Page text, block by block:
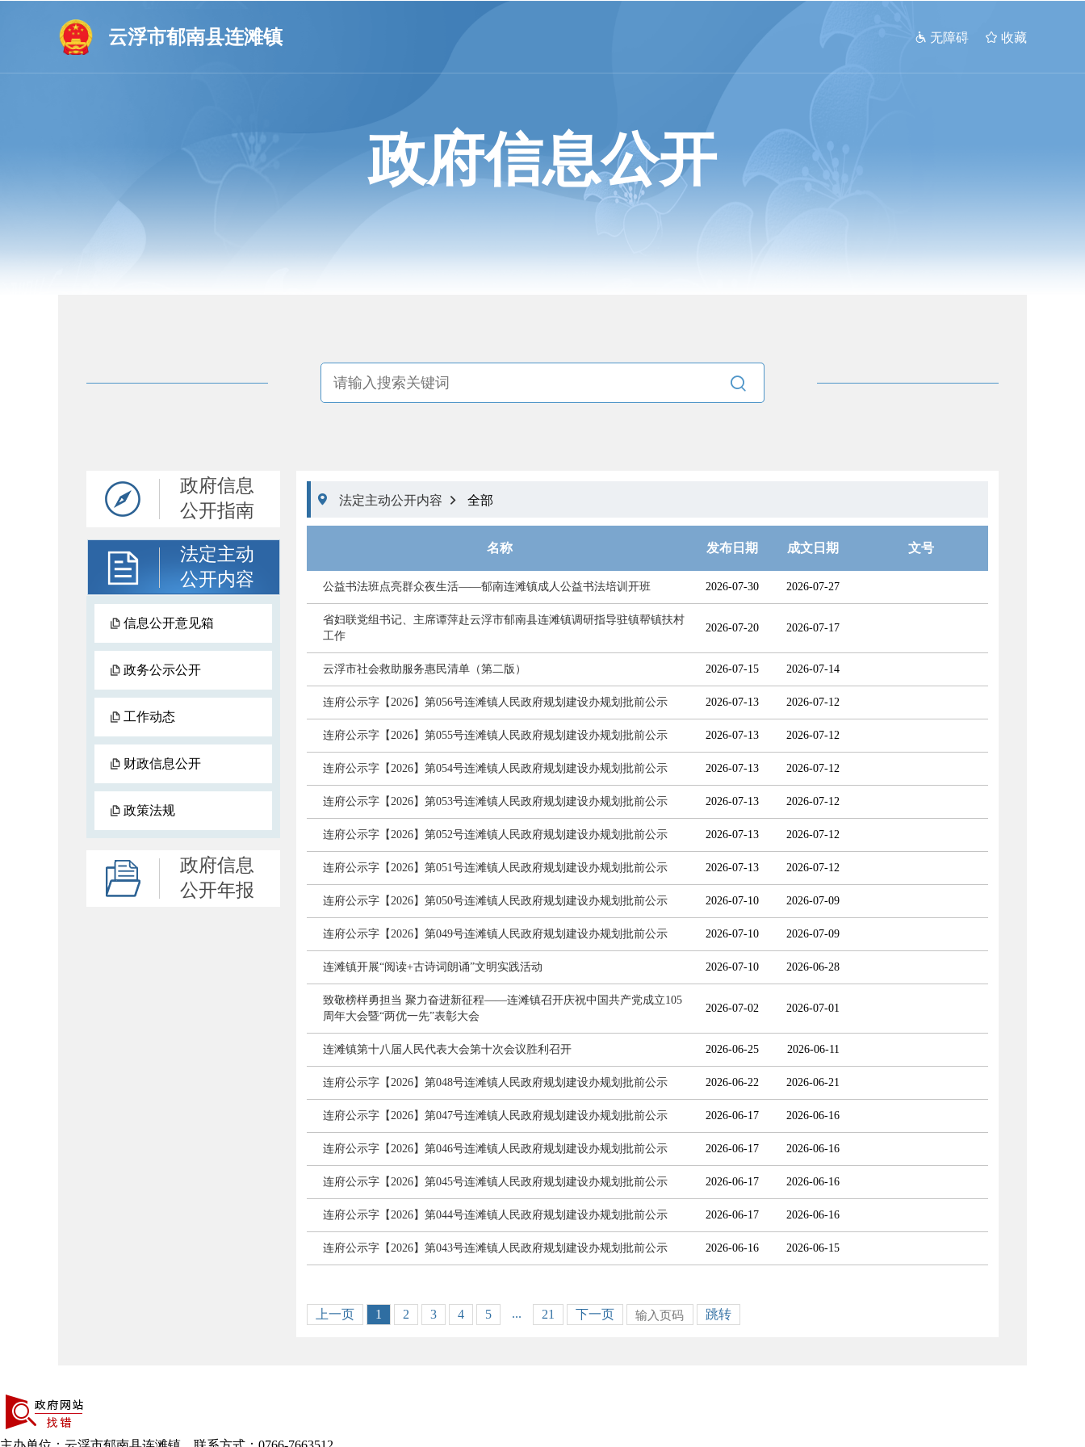
云浮市郁南县连滩镇  无障碍  收藏
政府信息公开

政府信息
公开指南
法定主动
公开内容
信息公开意见箱
政务公示公开
工作动态
财政信息公开
政策法规
政府信息
公开年报
 法定主动公开内容  全部
名称 发布日期 成文日期 文号
公益书法班点亮群众夜生活——郁南连滩镇成人公益书法培训开班 2026-07-30 2026-07-27
省妇联党组书记、主席谭萍赴云浮市郁南县连滩镇调研指导驻镇帮镇扶村
工作
2026-07-20 2026-07-17
云浮市社会救助服务惠民清单（第二版） 2026-07-15 2026-07-14
连府公示字【2026】第056号连滩镇人民政府规划建设办规划批前公示 2026-07-13 2026-07-12
连府公示字【2026】第055号连滩镇人民政府规划建设办规划批前公示 2026-07-13 2026-07-12
连府公示字【2026】第054号连滩镇人民政府规划建设办规划批前公示 2026-07-13 2026-07-12
连府公示字【2026】第053号连滩镇人民政府规划建设办规划批前公示 2026-07-13 2026-07-12
连府公示字【2026】第052号连滩镇人民政府规划建设办规划批前公示 2026-07-13 2026-07-12
连府公示字【2026】第051号连滩镇人民政府规划建设办规划批前公示 2026-07-13 2026-07-12
连府公示字【2026】第050号连滩镇人民政府规划建设办规划批前公示 2026-07-10 2026-07-09
连府公示字【2026】第049号连滩镇人民政府规划建设办规划批前公示 2026-07-10 2026-07-09
连滩镇开展“阅读+古诗词朗诵”文明实践活动 2026-07-10 2026-06-28
致敬榜样勇担当 聚力奋进新征程——连滩镇召开庆祝中国共产党成立105
周年大会暨“两优一先”表彰大会
2026-07-02 2026-07-01
连滩镇第十八届人民代表大会第十次会议胜利召开 2026-06-25 2026-06-11
连府公示字【2026】第048号连滩镇人民政府规划建设办规划批前公示 2026-06-22 2026-06-21
连府公示字【2026】第047号连滩镇人民政府规划建设办规划批前公示 2026-06-17 2026-06-16
连府公示字【2026】第046号连滩镇人民政府规划建设办规划批前公示 2026-06-17 2026-06-16
连府公示字【2026】第045号连滩镇人民政府规划建设办规划批前公示 2026-06-17 2026-06-16
连府公示字【2026】第044号连滩镇人民政府规划建设办规划批前公示 2026-06-17 2026-06-16
连府公示字【2026】第043号连滩镇人民政府规划建设办规划批前公示 2026-06-16 2026-06-15
上一页 1 2 3 4 5 ... 21 下一页 跳转